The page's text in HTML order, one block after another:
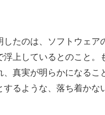
たのは、ソフトウェア
上しているとのこと。
真実が明らかになるこ
るような、落ち着かな